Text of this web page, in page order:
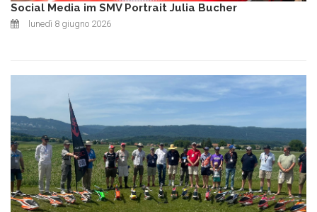
Social Media im SMV Portrait Julia Bucher
lunedì 8 giugno 2026